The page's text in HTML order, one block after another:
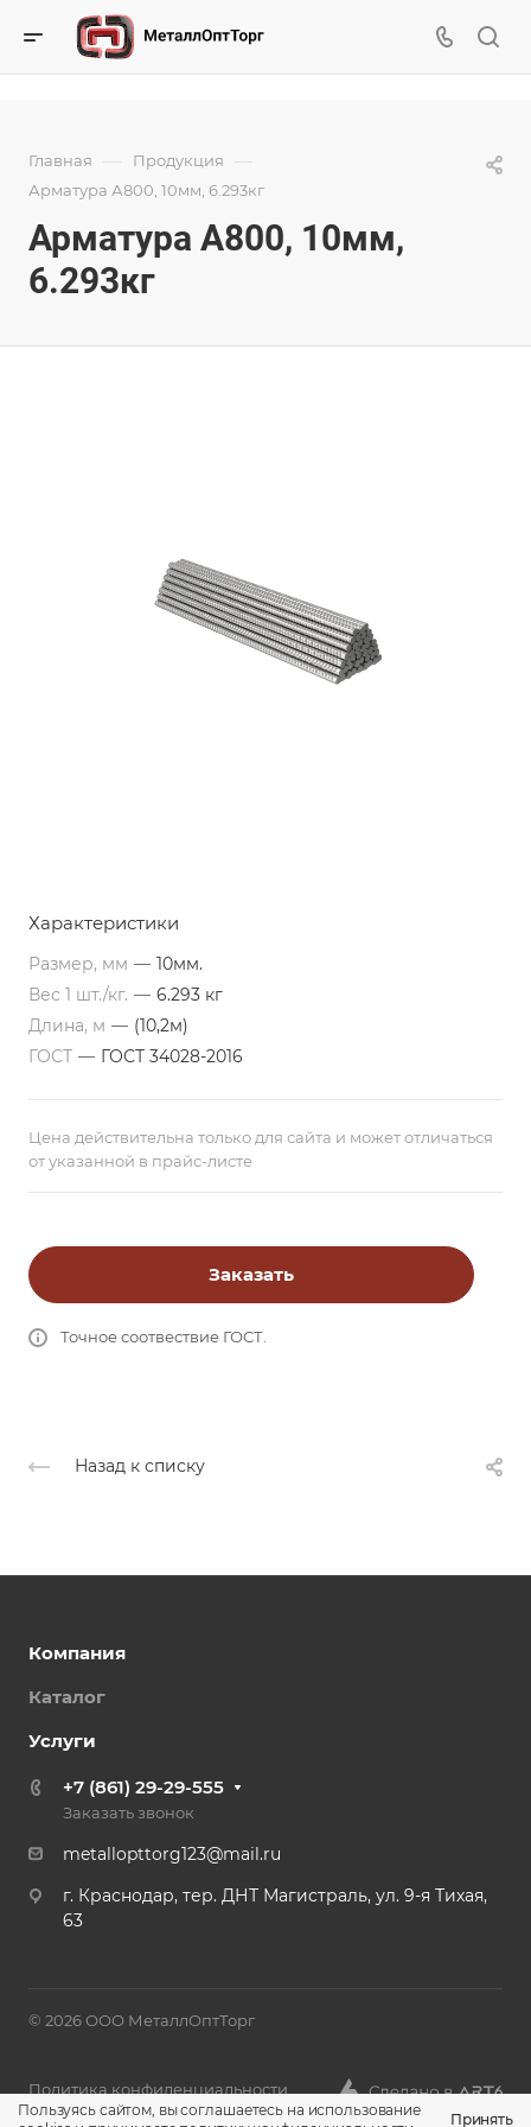
Главная — Продукция —
Арматура А800, 10мм, 6.293кг
Арматура А800, 10мм,
6.293кг
Характеристики
Размер, мм — 10мм.
Вес 1 шт./кг. — 6.293 кг
Длина, м — (10,2м)
ГОСТ — ГОСТ 34028-2016
Цена действительна только для сайта и может отличаться
от указанной в прайс-листе
Заказать
Точное соотвествие ГОСТ.
Назад к списку
Компания
Каталог
Услуги
+7 (861) 29-29-555
Заказать звонок
metallopttorg123@mail.ru
г. Краснодар, тер. ДНТ Магистраль, ул. 9-я Тихая,
63
© 2026 ООО МеталлОптТорг
Политика конфиденциальности
Пользуясь сайтом, вы соглашаетесь на использование
Принять